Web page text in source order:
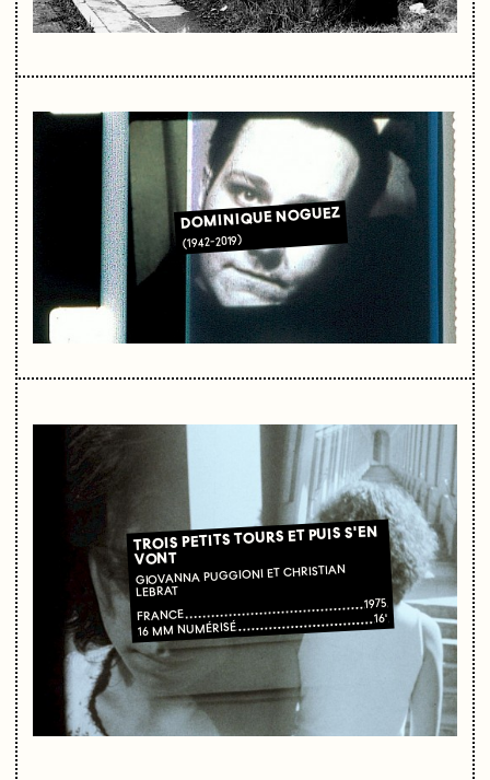
DOMINIQUE NOGUEZ
(1942-2019)
TROIS PETITS TOURS ET PUIS S'EN
VONT
GIOVANNA PUGGIONI ET CHRISTIAN
LEBRAT
FRANCE
1975
16 MM NUMÉRISÉ
16'